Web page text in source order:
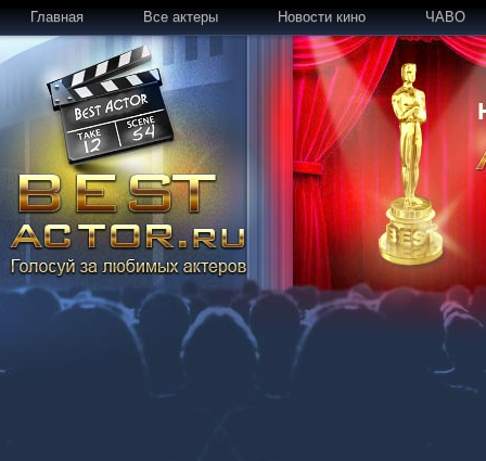
Главная Все актеры Новости кино ЧАВО